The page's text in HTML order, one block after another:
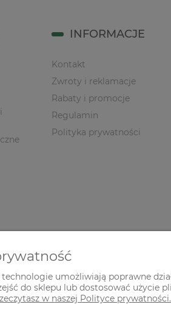
INFORMACJE
Kontakt
Zwroty i reklamacje
Rabaty i promocje
Regulamin
Polityka prywatności
Wszelkie prawa zastrzeżone.
umożliwiają poprawne
do sklepu lub dostosować użycie
w naszej Polityce prywatności.